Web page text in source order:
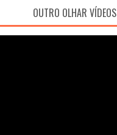
OUTRO OLHAR VÍDEOS